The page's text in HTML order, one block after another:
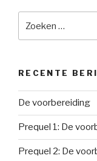
naar:
RECENTE
De voorbereiding
Prequel 1: De
Prequel 2: De